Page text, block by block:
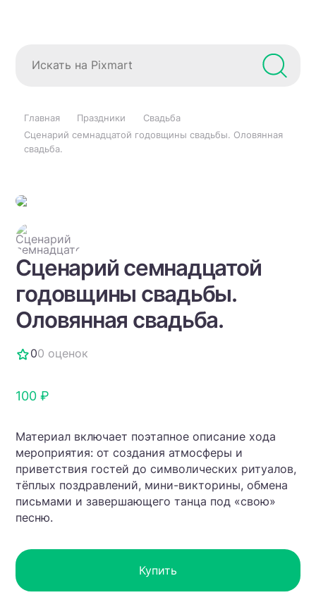
Главная Праздники
Свадьба
Сценарий семнадцатой годовщины свадьбы. Оловянная
свадьба.
Сценарий семнадцатой
годовщины свадьбы.
Оловянная свадьба.
00 оценок
100 ₽
Материал включает поэтапное описание хода
мероприятия: от создания атмосферы и
приветствия гостей до символических ритуалов,
тёплых поздравлений, мини-викторины, обмена
письмами и завершающего танца под «свою»
песню.
Купить